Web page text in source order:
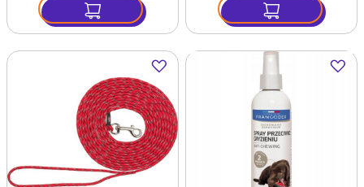
Dodaj
do
ulubionych
Dodaj
do